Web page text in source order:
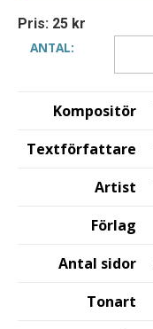
Pris: 25 kr
ANTAL:
Kompositör
Textförfattare
Artist
Förlag
Antal sidor
Tonart